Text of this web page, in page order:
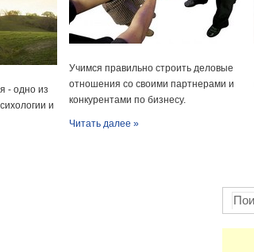
- одно из
и
Учимся правильно строить деловые
отношения со своими партнерами и
конкурентами по бизнесу.
Читать далее »